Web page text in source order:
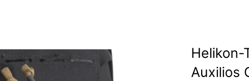
Helikon-
Auxilios